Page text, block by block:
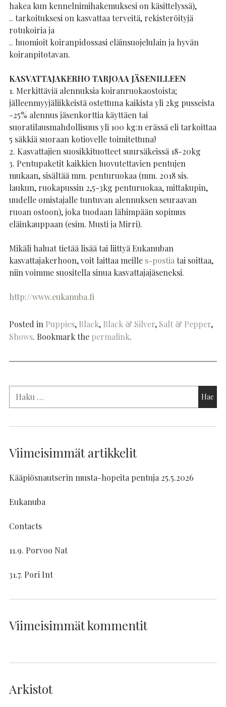
hakea kun kennelnimihakemuksesi on käsittelyssä),
.. tarkoituksesi on kasvattaa terveitä, rekisteröityjä
rotukoiria ja
.. huomioit koiranpidossasi eläinsuojelulain ja hyvän
koiranpitotavan.
KASVATTAJAKERHO TARJOAA JÄSENILLEEN
1. Merkittäviä alennuksia koiranruokaostoista;
jälleenmyyjäliikkeistä ostettuna kaikista yli 2kg pusseista
-25% alennus jäsenkorttia käyttäen tai
suoratilausmahdollisuus yli 100 kg:n erässä eli tarkoittaa
5 säkkiä suoraan kotiovelle toimitettuna!
2. Kasvattajien suosikkituotteet suursäkeissä 18-20kg
3. Pentupaketit kaikkien luovutettavien pentujen
mukaan, sisältää mm. penturuokaa (mm. 2018 sis.
laukun, ruokapussin 2,5-3kg penturuokaa, mittakupin,
uudelle omistajalle tuntuvan alennuksen seuraavan
ruoan ostoon), joka tuodaan lähimpään sopimus
eläinkauppaan (esim. Musti ja Mirri).
Mikäli haluat tietää lisää tai liittyä Eukanuban
kasvattajakerhoon, voit laittaa meille s-postia tai soittaa,
niin voimme suositella sinua kasvattajajäseneksi.
http://www.eukanuba.fi
Posted in Puppies, Black, Black & Silver, Salt & Pepper,
Shows. Bookmark the permalink.
Viimeisimmät artikkelit
Kääpiösnautserin musta-hopeita pentuja 25.5.2026
Eukanuba
Contacts
11.9. Porvoo Nat
31.7. Pori Int
Viimeisimmät kommentit
Arkistot